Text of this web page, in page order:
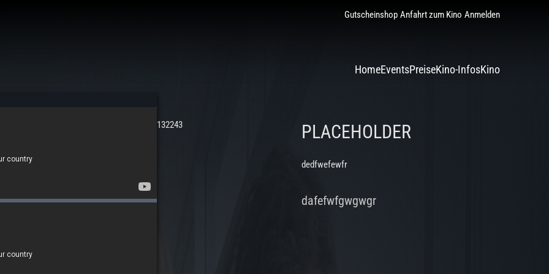
Gutscheinshop Anfahrt zum Kino Anmelden
HomeEventsPreiseKino-InfosKino
132243 PLACEHOLDER
dedfwefewfr
dafefwfgwgwgr